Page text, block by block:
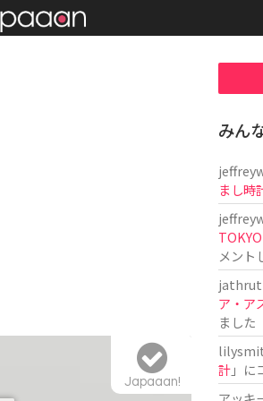
Japaaan!
みん
まし時
メント
ア・ア
ました
計」に